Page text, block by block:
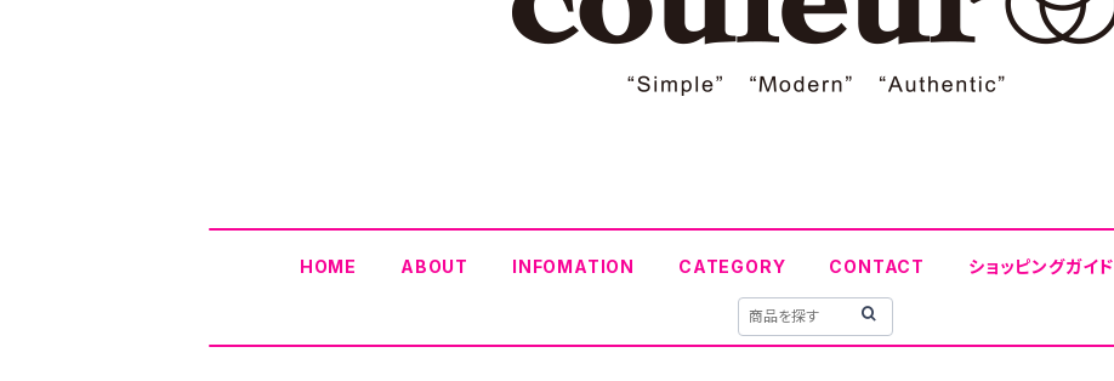
HOME ABOUT INFOMATION CATEGORY CONTACT ショッピングガイド